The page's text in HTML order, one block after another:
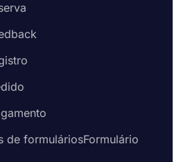
de formuláriosFormulário